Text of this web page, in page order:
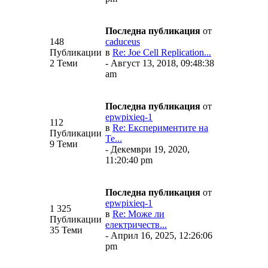
148
Публикации
2 Теми
Последна публикация от
caduceus
в Re: Joe Cell Replication...
- Август 13, 2018, 09:48:38
am
112
Публикации
9 Теми
Последна публикация от
epwpixieq-1
в Re: Експериментите на
Те...
- Декември 19, 2020,
11:20:40 pm
1 325
Публикации
35 Теми
Последна публикация от
epwpixieq-1
в Re: Може ли
електричеств...
- Април 16, 2025, 12:26:06
pm